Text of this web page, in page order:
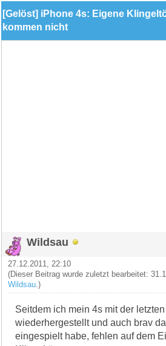
[Gelöst] iPhone 4s: Eigene
kommen nicht
Wildsau
27.12.2011, 22:10
(Dieser Beitrag wurde zuletzt bearbeitet:
Wildsau .)
Seitdem ich mein 4s mit der
wiederhergestellt und auch brav
eingespielt habe, fehlen auf dem